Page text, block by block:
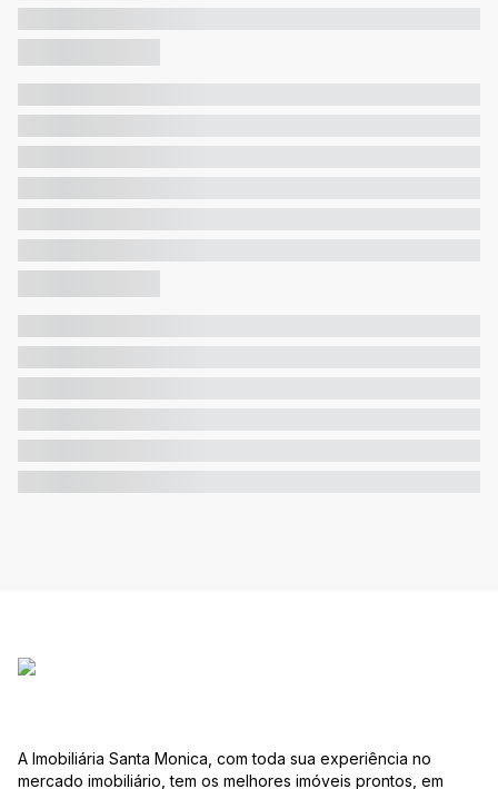
A Imobiliária Santa Monica, com toda sua experiência no
mercado imobiliário, tem os melhores imóveis prontos, em